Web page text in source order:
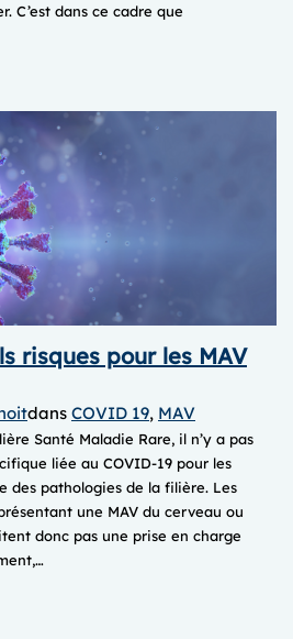
C’est dans ce cadre que
risques pour les MAV
dans COVID 19, MAV
Santé Maladie Rare, il n’y a pas
liée au COVID-19 pour les
des pathologies de la filière. Les
une MAV du cerveau ou
donc pas une prise en charge